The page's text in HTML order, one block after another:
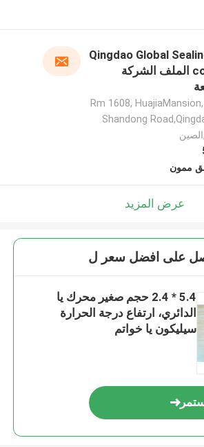
Qingdao Global
co., Ltd الملف الشركة
Rm 1608,
Shandong
ممون
عرض المزيد
على افضل سعر ل
5.4 * 2.4 حجم صغير محرك يا
الدائري، ارتفاع درجة الحرارة
سيليكون يا خواتم